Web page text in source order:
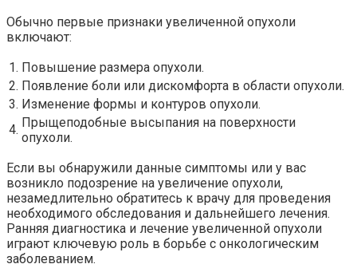
Обычно первые признаки увеличенной опухоли
включают:
1. Повышение размера опухоли.
2. Появление боли или дискомфорта в области опухоли.
3. Изменение формы и контуров опухоли.
4. Прыщеподобные высыпания на поверхности
опухоли.
Если вы обнаружили данные симптомы или у вас
возникло подозрение на увеличение опухоли,
незамедлительно обратитесь к врачу для проведения
необходимого обследования и дальнейшего лечения.
Ранняя диагностика и лечение увеличенной опухоли
играют ключевую роль в борьбе с онкологическим
заболеванием.